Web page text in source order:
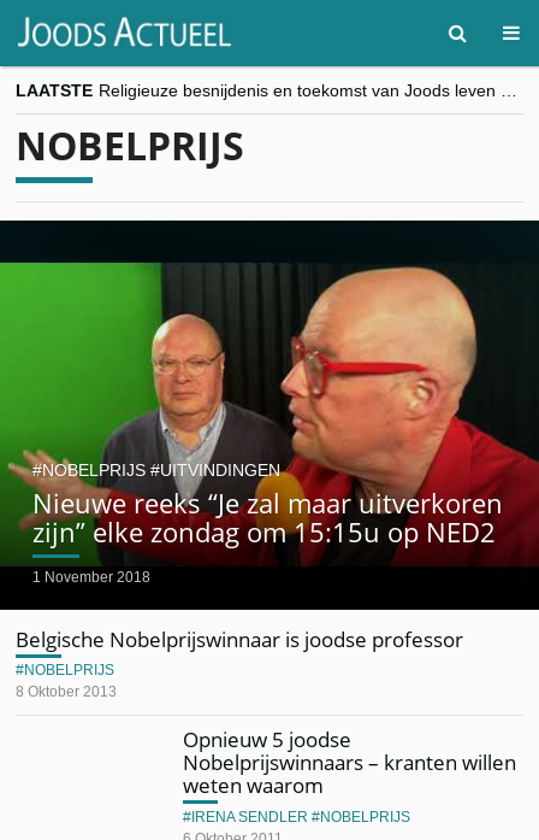
LAATSTE
“Besnijdenisdebat toont hoe moeilijk seculiere Westen minderheden begrijpt”, Jinnih Beels (Vooruit)
NOBELPRIJS
Nieuwe reeks “Je zal maar uitverkoren
zijn” elke zondag om 15:15u op NED2
1 November 2018
NOBELPRIJS UITVINDINGEN
Belgische Nobelprijswinnaar is joodse professor
8 Oktober 2013
NOBELPRIJS
Opnieuw 5 joodse
Nobelprijswinnaars – kranten willen
weten waarom
IRENA SENDLER NOBELPRIJS